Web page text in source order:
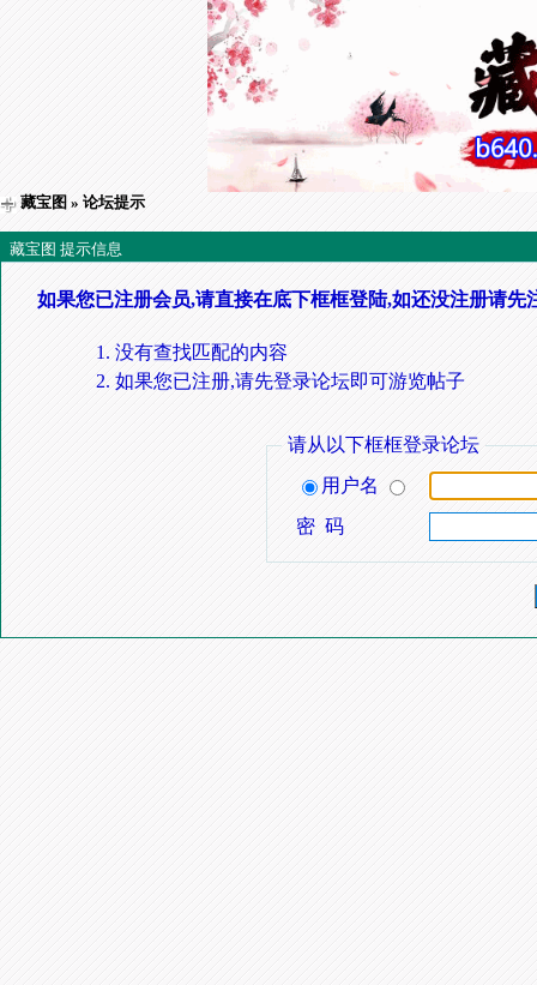
藏宝图 » 论坛提示
藏宝图 提示信息
如果您已注册会员,请直接在底下框框登陆,如还没注册请先
没有查找匹配的内容
如果您已注册,请先登录论坛即可游览帖子
请从以下框框登录论坛
用户名
密 码